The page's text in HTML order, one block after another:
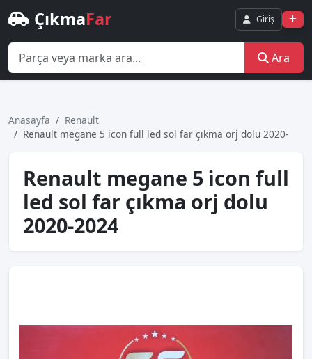
ÇıkmaFar Giriş
Ara
Anasayfa
Renault
Renault megane 5 i̇con full led sol far çıkma orj dolu 2020-
Renault megane 5 i̇con full
led sol far çıkma orj dolu
2020-2024